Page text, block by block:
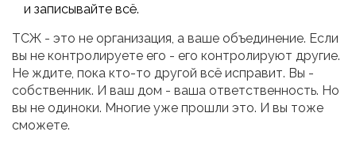
и записывайте всё.
ТСЖ - это не организация, а ваше объединение. Если
вы не контролируете его - его контролируют другие.
Не ждите, пока кто-то другой всё исправит. Вы -
собственник. И ваш дом - ваша ответственность. Но
вы не одиноки. Многие уже прошли это. И вы тоже
сможете.